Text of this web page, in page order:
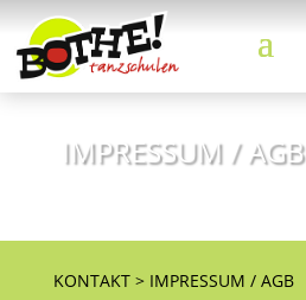
IMPRESSUM / AGB
KONTAKT > IMPRESSUM / AGB